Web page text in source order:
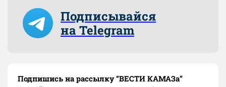
Подписывайся
на Telegram
Подпишись на рассылку “ВЕСТИ КАМАЗа”